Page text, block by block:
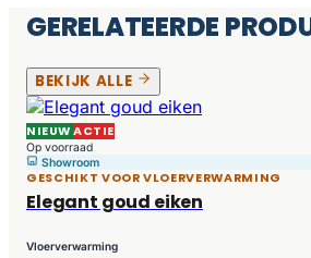
GERELATEERDE
BEKIJK ALLE
NIEUWACTIE
Op voorraad
Showroom
GESCHIKT VOOR VLOERVERWARMING
Elegant goud eiken
Vloerverwarming